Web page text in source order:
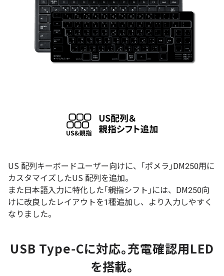
US 配列キーボードユーザー向けに、｢ポメラ｣DM250用に
カスタマイズしたUS 配列を追加。
また日本語入力に特化した｢親指シフト｣には、DM250向
けに改良したレイアウトを1種追加し、より入力しやすく
なりました。
USB Type-Cに対応。充電確認用LED
を搭載。